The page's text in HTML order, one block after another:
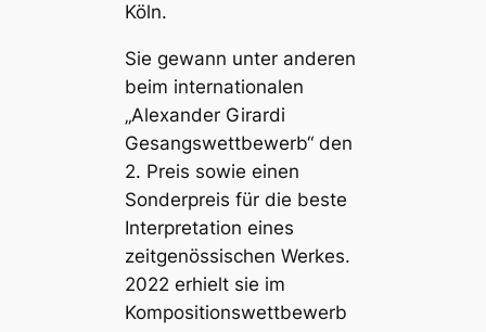
Köln.
Sie gewann unter anderen
beim internationalen
„Alexander Girardi
Gesangswettbewerb“ den
2. Preis sowie einen
Sonderpreis für die beste
Interpretation eines
zeitgenössischen Werkes.
2022 erhielt sie im
Kompositionswettbewerb